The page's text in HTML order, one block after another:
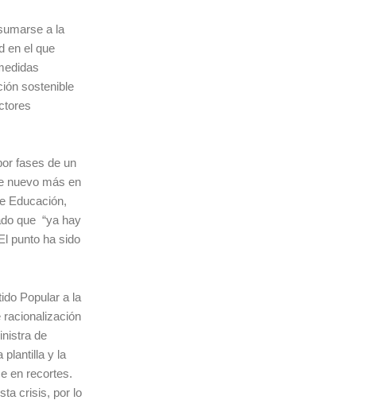
a la
en el que
sostenible
fases de un
nuevo más en
Educación,
que “ya hay
punto ha sido
Popular a la
racionalización
de
plantilla y la
en recortes.
crisis, por lo